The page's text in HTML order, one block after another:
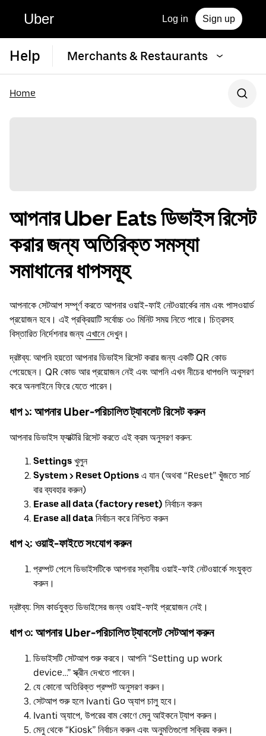
Uber Log in Sign up
Help Merchants & Restaurants
Home
আপনার Uber Eats ডিভাইস রিসেট
করার জন্য অতিরিক্ত সমস্যা
সমাধানের ধাপসমূহ
আপনাকে সেটআপ সম্পূর্ণ করতে আপনার ওয়াই-ফাই নেটওয়ার্কের নাম এবং পাসওয়ার্ড
প্রয়োজন হবে। এই প্রক্রিয়াটি সর্বোচ্চ ৩০ মিনিট সময় নিতে পারে। চিত্রসহ
বিস্তারিত নির্দেশনার জন্য এখানেদেখুন।
দ্রষ্টব্য: আপনি হয়তো আপনার ডিভাইস রিসেট করার জন্য একটি QR কোড
পেয়েছেন। QR কোড আর প্রয়োজন নেই এবং আপনি এখন নীচের ধাপগুলি অনুসরণ
করে অনলাইনে ফিরে যেতে পারেন।
ধাপ ১: আপনার Uber-পরিচালিত ট্যাবলেট রিসেট করুন
আপনার ডিভাইস ফ্যাক্টরি রিসেট করতে এই ক্রম অনুসরণ করুন:
Settings খুলুন
System > Reset Options এ যান (অথবা “Reset” খুঁজতে সার্চ
বার ব্যবহার করুন)
Erase all data (factory reset) নির্বাচন করুন
Erase all data নির্বাচন করে নিশ্চিত করুন
ধাপ ২: ওয়াই-ফাইতে সংযোগ করুন
প্রম্পট পেলে ডিভাইসটিকে আপনার স্থানীয় ওয়াই-ফাই নেটওয়ার্কে সংযুক্ত
করুন।
দ্রষ্টব্য: সিম কার্ডযুক্ত ডিভাইসের জন্য ওয়াই-ফাই প্রয়োজন নেই।
ধাপ ৩: আপনার Uber-পরিচালিত ট্যাবলেট সেটআপ করুন
ডিভাইসটি সেটআপ শুরু করবে। আপনি “Setting up work
device…” স্ক্রীন দেখতে পাবেন।
যে কোনো অতিরিক্ত প্রম্পট অনুসরণ করুন।
সেটআপ শুরু হলে Ivanti Go অ্যাপ চালু হবে।
Ivanti অ্যাপে, উপরের বাম কোণে মেনু আইকনে ট্যাপ করুন।
মেনু থেকে “Kiosk” নির্বাচন করুন এবং অনুমতিগুলো সক্রিয় করুন।